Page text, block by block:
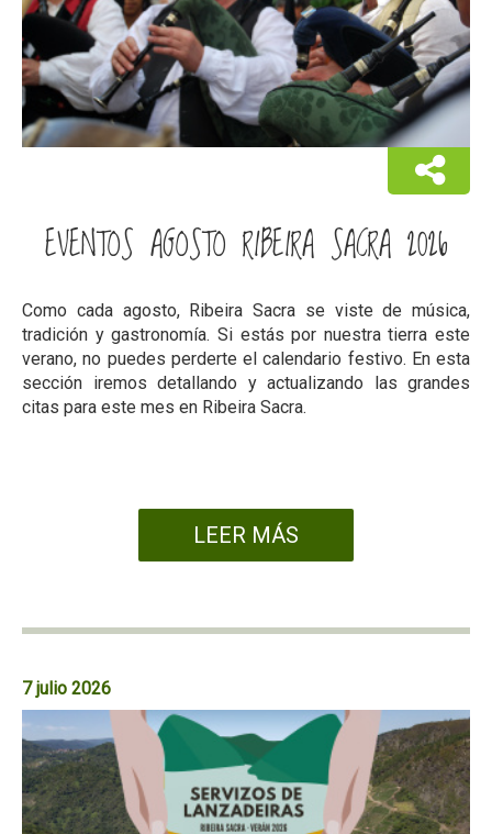
EVENTOS AGOSTO RIBEIRA SACRA 2026
Como cada agosto, Ribeira Sacra se viste de música,
tradición y gastronomía. Si estás por nuestra tierra este
verano, no puedes perderte el calendario festivo. En esta
sección iremos detallando y actualizando las grandes
citas para este mes en Ribeira Sacra.
LEER MÁS
7 julio 2026